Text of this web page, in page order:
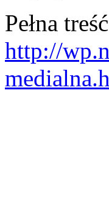
Pełna
http://